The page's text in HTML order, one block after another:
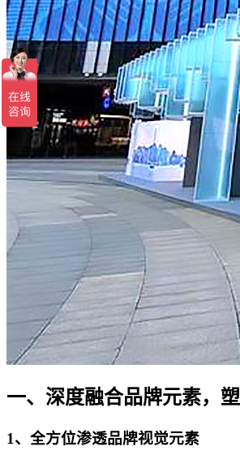
一、深度融合品牌元素，
1、全方位渗透品牌视觉元素